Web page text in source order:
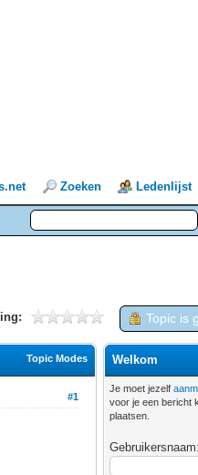
Zoeken Ledenlijst
Topic is
Topic Modes
#1
Welkom
Je moet jezelf
voor je een bericht
plaatsen.
Gebruikersnaam: